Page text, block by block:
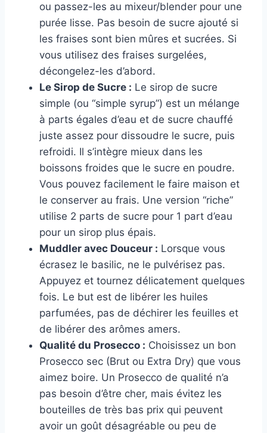
ou passez-les au mixeur/blender pour une
purée lisse. Pas besoin de sucre ajouté si
les fraises sont bien mûres et sucrées. Si
vous utilisez des fraises surgelées,
décongelez-les d’abord.
Le Sirop de Sucre : Le sirop de sucre
simple (ou “simple syrup”) est un mélange
à parts égales d’eau et de sucre chauffé
juste assez pour dissoudre le sucre, puis
refroidi. Il s’intègre mieux dans les
boissons froides que le sucre en poudre.
Vous pouvez facilement le faire maison et
le conserver au frais. Une version “riche”
utilise 2 parts de sucre pour 1 part d’eau
pour un sirop plus épais.
Muddler avec Douceur : Lorsque vous
écrasez le basilic, ne le pulvérisez pas.
Appuyez et tournez délicatement quelques
fois. Le but est de libérer les huiles
parfumées, pas de déchirer les feuilles et
de libérer des arômes amers.
Qualité du Prosecco : Choisissez un bon
Prosecco sec (Brut ou Extra Dry) que vous
aimez boire. Un Prosecco de qualité n’a
pas besoin d’être cher, mais évitez les
bouteilles de très bas prix qui peuvent
avoir un goût désagréable ou peu de